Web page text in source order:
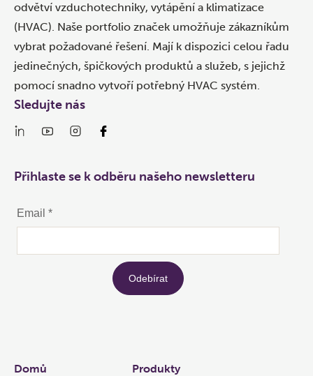
odvětví vzduchotechniky, vytápění a klimatizace
(HVAC). Naše portfolio značek umožňuje zákazníkům
vybrat požadované řešení. Mají k dispozici celou řadu
jedinečných, špičkových produktů a služeb, s jejichž
pomocí snadno vytvoří potřebný HVAC systém.
Links
Domů Produkty
Sledujte nás
Přihlaste se k odběru našeho newsletteru